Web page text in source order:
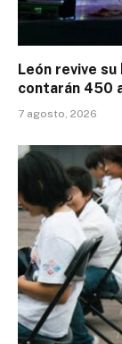
León revive
contarán 450
7 agosto, 2026